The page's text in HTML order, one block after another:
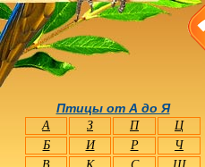
Птицы от А до Я
А З П
Ц
Б
И Р
Ч